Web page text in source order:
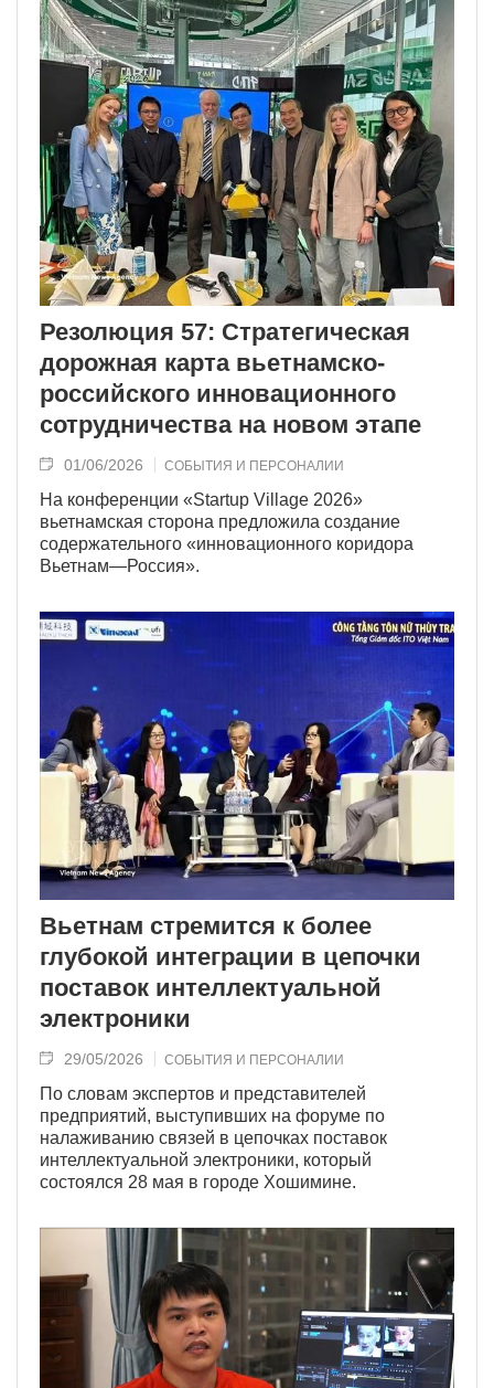
Резолюция 57: Стратегическая
дорожная карта вьетнамско-
российского инновационного
сотрудничества на новом этапе
01/06/2026 СОБЫТИЯ И ПЕРСОНАЛИИ
На конференции «Startup Village 2026»
вьетнамская сторона предложила создание
содержательного «инновационного коридора
Вьетнам—Россия».
Вьетнам стремится к более
глубокой интеграции в цепочки
поставок интеллектуальной
электроники
29/05/2026 СОБЫТИЯ И ПЕРСОНАЛИИ
По словам экспертов и представителей
предприятий, выступивших на форуме по
налаживанию связей в цепочках поставок
интеллектуальной электроники, который
состоялся 28 мая в городе Хошимине.